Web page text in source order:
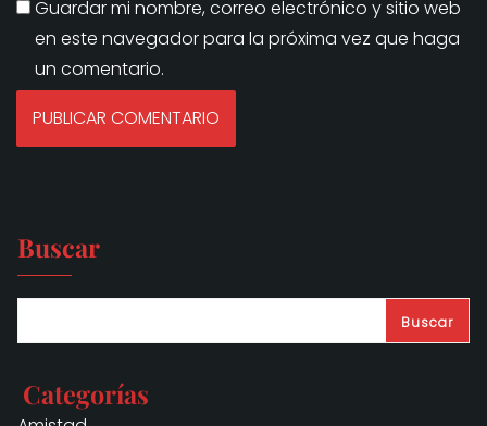
Guardar mi nombre, correo electrónico y sitio web
en este navegador para la próxima vez que haga
un comentario.
Buscar
Buscar
Categorías